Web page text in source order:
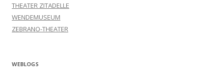
THEATER ZITADELLE
WENDEMUSEUM
ZEBRANO-THEATER
WEBLOGS